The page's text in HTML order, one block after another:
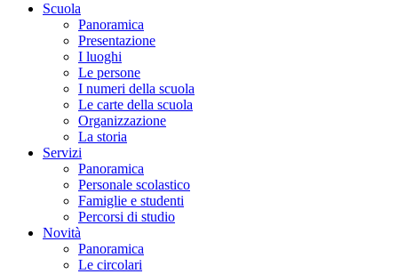
Scuola
Panoramica
Presentazione
I luoghi
Le persone
I numeri della scuola
Le carte della scuola
Organizzazione
La storia
Servizi
Panoramica
Personale scolastico
Famiglie e studenti
Percorsi di studio
Novità
Panoramica
Le circolari